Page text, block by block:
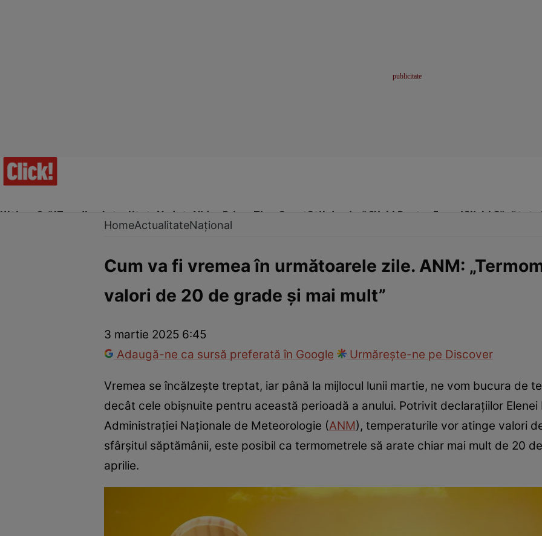
Ultima Oră!Trending Actualitate Vedete Video Prime Time SportStil de viațăClick! Pentru FemeiClick! Sănătate
InternaționalFapt diversTehnologieNaționalSport
HomeActualitateNațional
Cum va fi vremea în următoarele zile. ANM:
valori de 20 de grade și mai mult”
3 martie 2025 6:45
Adaugă-ne ca sursă preferată în Google
Urmărește-ne pe Discover
Vremea se încălzește treptat, iar până la mijlocul lunii martie, ne vom bucura de
decât cele obișnuite pentru această perioadă a anului. Potrivit declarațiilor
Administrației Naționale de Meteorologie (ANM), temperaturile vor atinge valori
sfârșitul săptămânii, este posibil ca termometrele să arate chiar mai mult de 20
aprilie.